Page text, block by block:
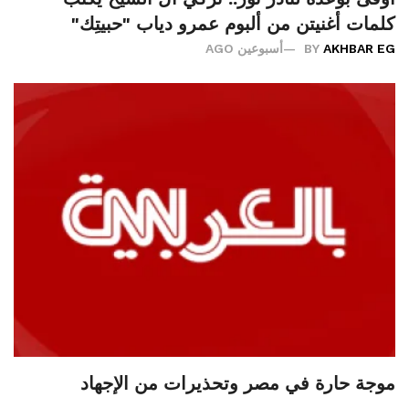
كلمات أغنيتن من ألبوم عمرو دياب "حبيتِك"
BY AKHBAR EG أسبوعين AGO
موجة حارة في مصر وتحذيرات من الإجهاد